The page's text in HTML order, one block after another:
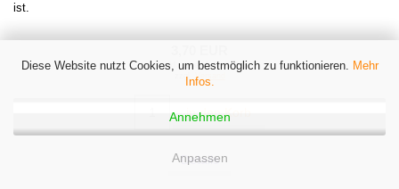
Diese Website nutzt Cookies, um bestmöglich zu funktionieren. Mehr
Infos.
Annehmen
Anpassen
ist.
inkl. gesetzl. MwSt.
zzgl.
Versand
in den Korb
Details